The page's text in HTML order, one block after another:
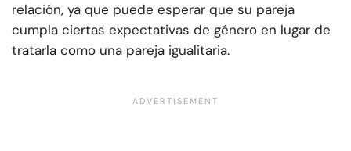
relación, ya que puede esperar que su pareja
cumpla ciertas expectativas de género en lugar de
tratarla como una pareja igualitaria.